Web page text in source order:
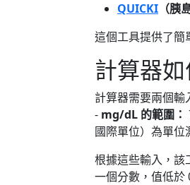
QUICKI （胰
這個工具提供了簡
計算器
計算器需要兩個輸
- mg/dL 的範圍：
國際單位）為單位
根據這些輸入，該
一個分數，值低於